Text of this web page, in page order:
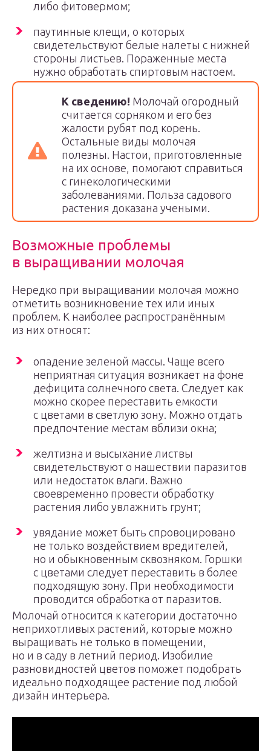
либо фитовермом;
паутинные клещи, о которых
свидетельствуют белые налеты с нижней
стороны листьев. Пораженные места
нужно обработать спиртовым настоем.
К сведению! Молочай огородный
считается сорняком и его без
жалости рубят под корень.
Остальные виды молочая
полезны. Настои, приготовленные
на их основе, помогают справиться
с гинекологическими
заболеваниями. Польза садового
растения доказана учеными.
Возможные проблемы
в выращивании молочая
Нередко при выращивании молочая можно
отметить возникновение тех или иных
проблем. К наиболее распространённым
из них относят:
опадение зеленой массы. Чаще всего
неприятная ситуация возникает на фоне
дефицита солнечного света. Следует как
можно скорее переставить емкости
с цветами в светлую зону. Можно отдать
предпочтение местам вблизи окна;
желтизна и высыхание листвы
свидетельствуют о нашествии паразитов
или недостаток влаги. Важно
своевременно провести обработку
растения либо увлажнить грунт;
увядание может быть спровоцировано
не только воздействием вредителей,
но и обыкновенным сквозняком. Горшки
с цветами следует переставить в более
подходящую зону. При необходимости
проводится обработка от паразитов.
Молочай относится к категории достаточно
неприхотливых растений, которые можно
выращивать не только в помещении,
но и в саду в летний период. Изобилие
разновидностей цветов поможет подобрать
идеально подходящее растение под любой
дизайн интерьера.